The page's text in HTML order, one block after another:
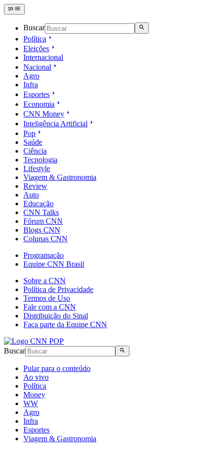
Buscar
Política
Eleições
Internacional
Nacional
Agro
Infra
Esportes
Economia
CNN Money
Inteligência Artificial
Pop
Saúde
Ciência
Tecnologia
Lifestyle
Viagem & Gastronomia
Review
Auto
Educação
CNN Talks
Fórum CNN
Blogs CNN
Colunas CNN
Programação
Equipe CNN Brasil
Sobre a CNN
Política de Privacidade
Termos de Uso
Fale com a CNN
Distribuição do Sinal
Faça parte da Equipe CNN
Buscar
Pular para o conteúdo
Ao vivo
Política
Money
WW
Agro
Infra
Esportes
Viagem & Gastronomia